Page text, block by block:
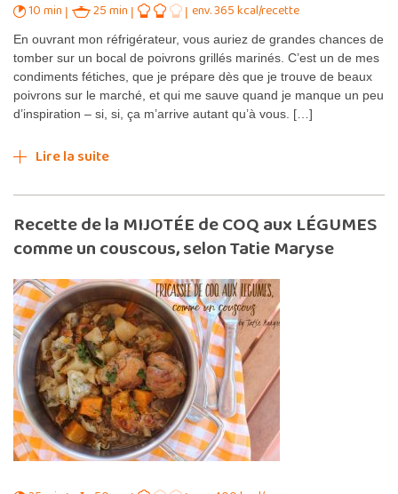
10 min 25 min env. 365 kcal/recette
En ouvrant mon réfrigérateur, vous auriez de grandes chances de
tomber sur un bocal de poivrons grillés marinés. C’est un de mes
condiments fétiches, que je prépare dès que je trouve de beaux
poivrons sur le marché, et qui me sauve quand je manque un peu
d’inspiration – si, si, ça m’arrive autant qu’à vous. […]
Lire la suite
Recette de la MIJOTÉE de COQ aux LÉGUMES
comme un couscous, selon Tatie Maryse